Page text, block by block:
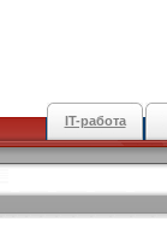
IT-работа